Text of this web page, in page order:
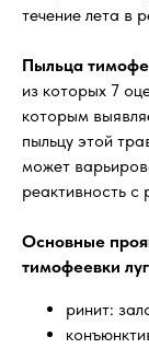
течение лета в
Пыльца
из которых 7
которым
пыльцу этой
может
реактивность
Основные
тимофеевки
ринит: